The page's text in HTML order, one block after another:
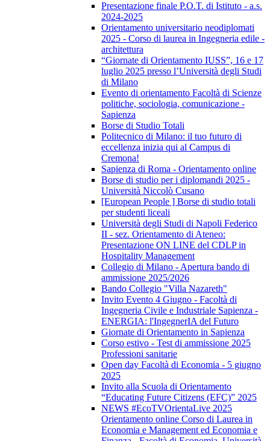
Presentazione finale P.O.T. di Istituto - a.s.
2024-2025
Orientamento universitario neodiplomati
2025 - Corso di laurea in Ingegneria edile -
architettura
“Giornate di Orientamento IUSS”, 16 e 17
luglio 2025 presso l’Università degli Studi
di Milano
Evento di orientamento Facoltà di Scienze
politiche, sociologia, comunicazione -
Sapienza
Borse di Studio Totali
Politecnico di Milano: il tuo futuro di
eccellenza inizia qui al Campus di
Cremona!
Sapienza di Roma - Orientamento online
Borse di studio per i diplomandi 2025 -
Università Niccolò Cusano
[European People ] Borse di studio totali
per studenti liceali
Università degli Studi di Napoli Federico
II - sez. Orientamento di Ateneo:
Presentazione ON LINE del CDLP in
Hospitality Management
Collegio di Milano - Apertura bando di
ammissione 2025/2026
Bando Collegio "Villa Nazareth"
Invito Evento 4 Giugno - Facoltà di
Ingegneria Civile e Industriale Sapienza -
ENERGIA: l'IngegnerIA del Futuro
Giornate di Orientamento in Sapienza
Corso estivo - Test di ammissione 2025
Professioni sanitarie
Open day Facoltà di Economia - 5 giugno
2025
Invito alla Scuola di Orientamento
“Educating Future Citizens (EFC)” 2025
NEWS #EcoTVOrientaLive 2025
Orientamento online Corso di Laurea in
Economia e Management ed Economia e